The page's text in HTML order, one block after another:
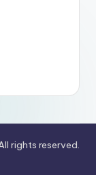
rights reserved.